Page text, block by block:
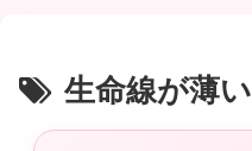
生命線が薄い